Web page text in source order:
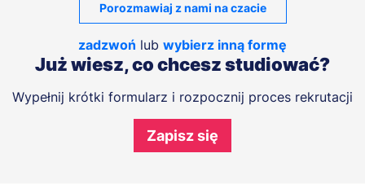
Porozmawiaj z nami na czacie
zadzwoń lub wybierz inną formę
Już wiesz, co chcesz studiować?
Wypełnij krótki formularz i rozpocznij proces rekrutacji
Zapisz się